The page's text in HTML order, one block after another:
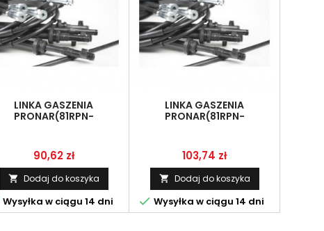
LINKA GASZENIA
PRONAR(81RPN-
Cena
90,62 zł
 Dodaj do koszyka
Wysyłka w ciągu 14 dni
LINKA GASZENIA
PRONAR(81RPN-
Cena
103,74 zł
 Dodaj do koszyka
 Wysyłka w ciągu 14 dni